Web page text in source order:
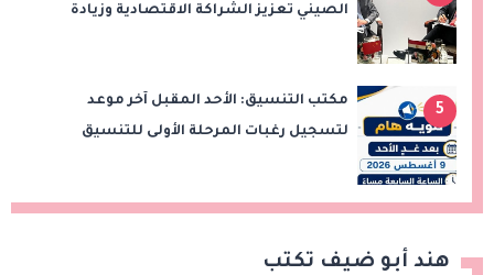
الصيني تعزيز الشراكة الاقتصادية وزيادة
5
مكتب التنسيق: الأحد المقبل آخر موعد
لتسجيل رغبات المرحلة الأولى للتنسيق
هند أبو ضيف تكتب